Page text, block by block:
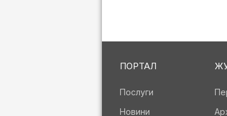
ПОРТАЛ
Послуги
Новини